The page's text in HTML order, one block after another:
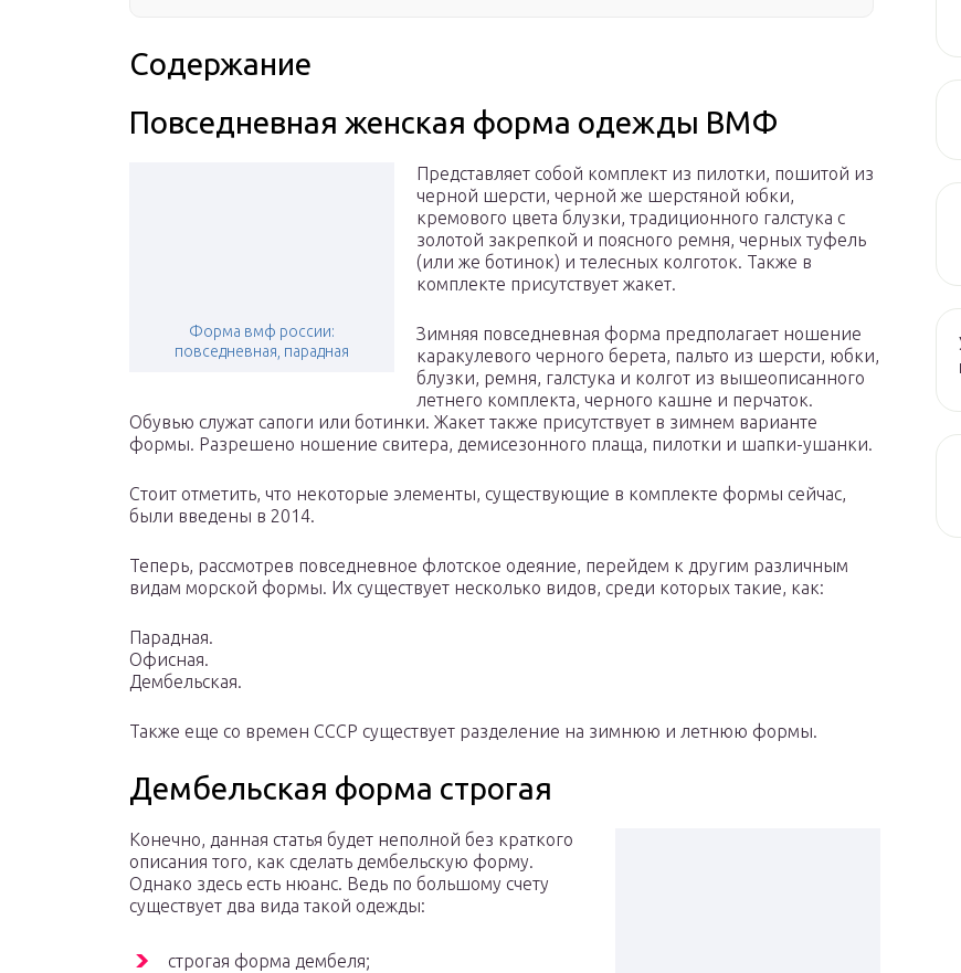
Содержание
Повседневная женская форма одежды ВМФ
Форма вмф россии:
повседневная, парадная
Представляет собой комплект из пилотки, пошитой из
черной шерсти, черной же шерстяной юбки,
кремового цвета блузки, традиционного галстука с
золотой закрепкой и поясного ремня, черных туфель
(или же ботинок) и телесных колготок. Также в
комплекте присутствует жакет.
Зимняя повседневная форма предполагает ношение
каракулевого черного берета, пальто из шерсти, юбки,
блузки, ремня, галстука и колгот из вышеописанного
летнего комплекта, черного кашне и перчаток.
Обувью служат сапоги или ботинки. Жакет также присутствует в зимнем варианте
формы. Разрешено ношение свитера, демисезонного плаща, пилотки и шапки-ушанки.
Стоит отметить, что некоторые элементы, существующие в комплекте формы сейчас,
были введены в 2014.
Теперь, рассмотрев повседневное флотское одеяние, перейдем к другим различным
видам морской формы. Их существует несколько видов, среди которых такие, как:
Парадная.
Офисная.
Дембельская.
Также еще со времен СССР существует разделение на зимнюю и летнюю формы.
Дембельская форма строгая
Конечно, данная статья будет неполной без краткого
описания того, как сделать дембельскую форму.
Однако здесь есть нюанс. Ведь по большому счету
существует два вида такой одежды:
строгая форма дембеля;